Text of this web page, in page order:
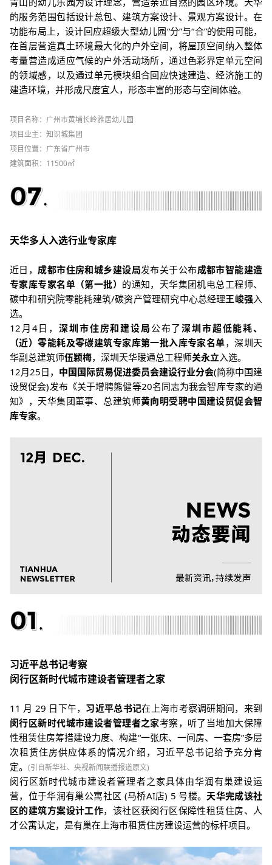
的服务范围包括设计总包、建筑方案设计、景观方案设计。 在
功能布局上，设计回应超级大型幼儿园“分”与“合”的使用可能，
在首层营造真土环境最大化的户外空间，将屋顶空间纳入整体
考量营造成适应气候的户外活动场所，通过色彩界定单元空间
的领域感，以及通过单元模块组合回应快速建造、经济施工的
建造环境，并形成尺度宜人，形态丰富的形态与空间体验。
项目名称： 广州市黄埔长岭雅居幼儿园
项目业主：知识城集团
项目位置：广东省广州市
建筑面积：11500㎡
天华多人入选行业专家库
近日， 成都市住房和城乡建设局发布关于公布成都市智能建造
专家库专家名单（第一批） 的通知，天华集团机电总工程师、
碳中和研究院零能耗建筑/碳资产管理研究中心总经理王峻强入
选。
12月4日，深圳市住房和建设局 公布了深圳市超低能耗、
（近）零能耗及零碳建筑专家库第一批入库专家名单，深圳天
华副总建筑师伍颖梅，深圳天华暖通总工程师关永立入选。
12月25日， 中国国际贸易促进委员会建设行业分会(简称中国建
设贸促会)发布《关于增聘熊健等20名同志为我会智库专家的通
知》，天华集团董事、总建筑师黄向明受聘中国建设贸促会智
库专家。
习近平总书记考察
闵行区新时代城市建设者管理者之家
11 月 29 日下午， 习近平总书记在上海市考察调研期间，来到
闵行区新时代城市建设者管理者之家考察，听了当地加大保障
性租赁住房筹措建设力度、构建“一张床、一间房、一套房”多层
次租赁住房供应体系的情况介绍，习近平总书记给予充分肯
定。 (引自新华社、央视新闻联播报道原文)
闵行区新时代城市建设者管理者之家具体由华润有巢建设运
营，位于华润有巢公寓社区 (马桥AI店) 5 号楼。 天华完成该社
区的建筑方案设计工作，该社区获闵行区保障性租赁住房、人
才公寓认定，是有巢在上海市租赁住房建设运营的标杆项目。